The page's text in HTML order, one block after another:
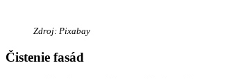
Zdroj: Pixabay
Čistenie fasád